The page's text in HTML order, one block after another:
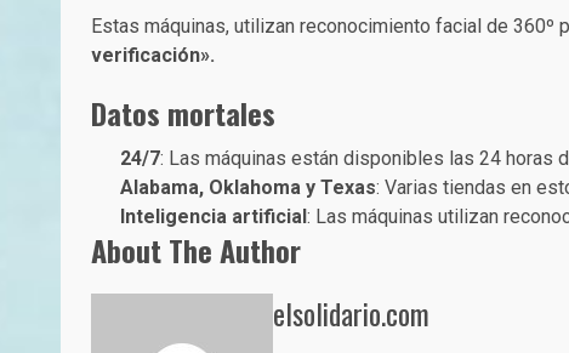
Estas máquinas, utilizan reconocimiento facial de 360º
verificación».
Datos mortales
24/7: Las máquinas están disponibles las 24 horas
Alabama, Oklahoma y Texas: Varias tiendas en
Inteligencia artificial: Las máquinas utilizan
About The Author
elsolidario.com